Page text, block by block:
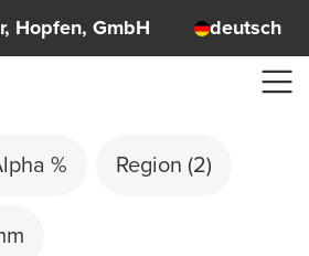
Hopfen, GmbH deutsch
% Region (2)